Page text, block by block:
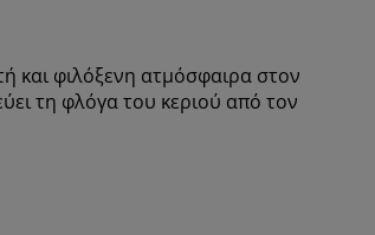
και φιλόξενη ατμόσφαιρα στον
τη φλόγα του κεριού από τον